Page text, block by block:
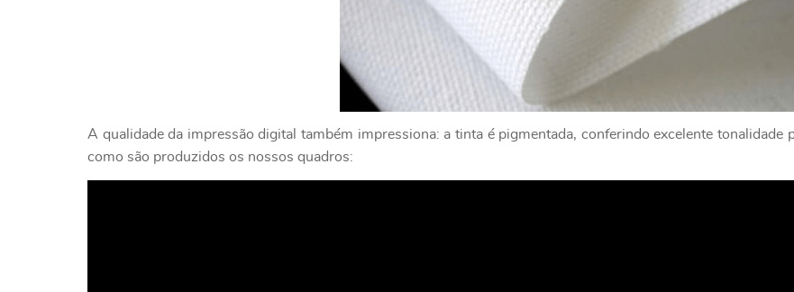
A qualidade da impressão digital também impressiona: a tinta é pigmentada, conferindo excelente tonalidade
como são produzidos os nossos quadros: